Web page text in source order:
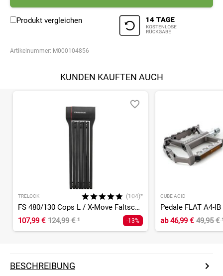
Produkt vergleichen
Artikelnummer: M000104856
KUNDEN KAUFTEN AUCH
TRELOCK (104)*
FS 480/130 Cops L / X-Move Faltschloss
107,99 € 124,99 €¹ -13%
CUBE ACID
Pedale FLAT A4-
ab46,99 € 49,95 €
BESCHREIBUNG